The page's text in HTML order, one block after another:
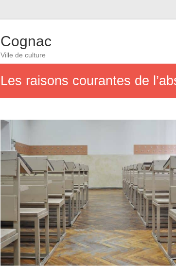
Cognac
Ville de culture
Les raisons courantes de